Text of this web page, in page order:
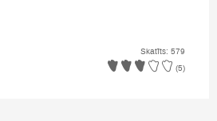
Skatīts: 579
(5)